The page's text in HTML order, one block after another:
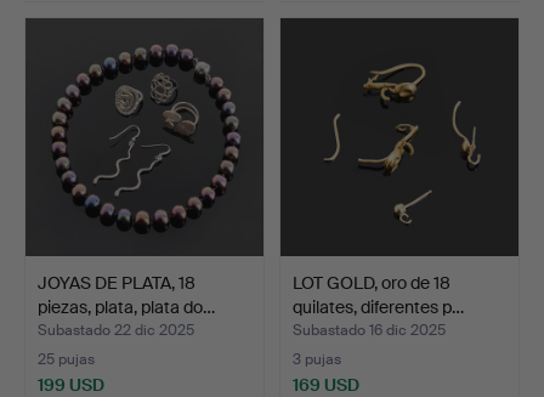
JOYAS DE PLATA, 18
piezas, plata, plata do…
Subastado 22 dic 2025
25 pujas
199 USD
LOT GOLD, oro de 18
quilates, diferentes p…
Subastado 16 dic 2025
3 pujas
169 USD